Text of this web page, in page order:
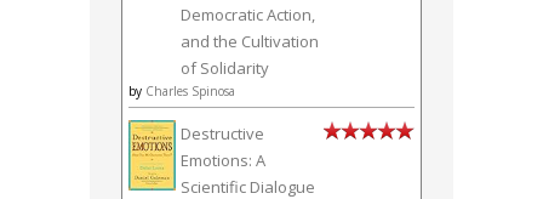
Democratic Action,
and the Cultivation
of Solidarity
by Charles Spinosa
Destructive
Emotions: A
Scientific Dialogue